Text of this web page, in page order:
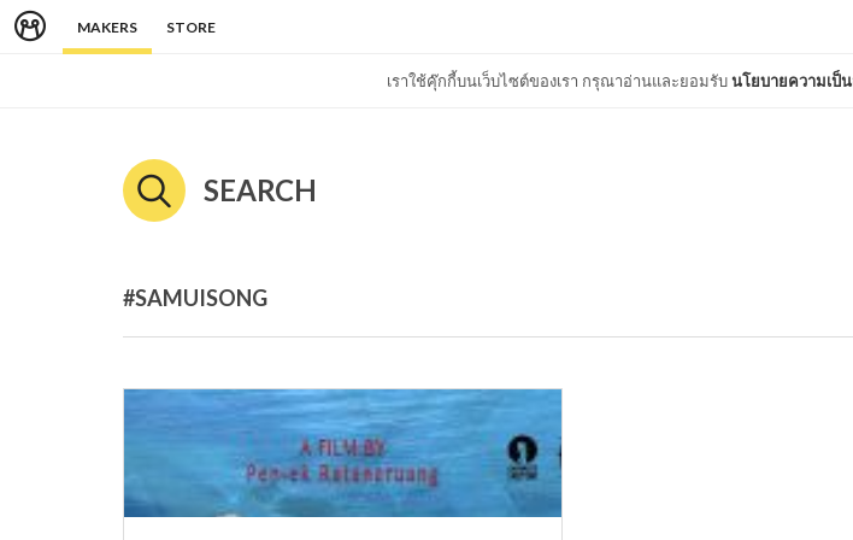
MAKERS STORE
เราใช้คุ๊กกี้บนเว็บไซต์ของเรา กรุณาอ่านและยอมรับนโยบายความเป็
SEARCH
#SAMUISONG